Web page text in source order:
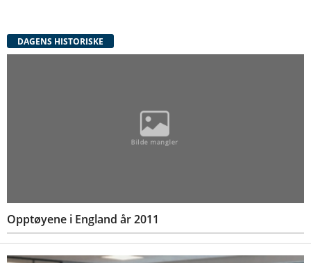
DAGENS HISTORISKE
Opptøyene i England år 2011